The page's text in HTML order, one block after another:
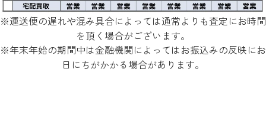
※運送便の遅れや混み具合によっては通常よりも査定にお時間
を頂く場合がございます。
※年末年始の期間中は金融機関によってはお振込みの反映にお
日にちがかかる場合があります。